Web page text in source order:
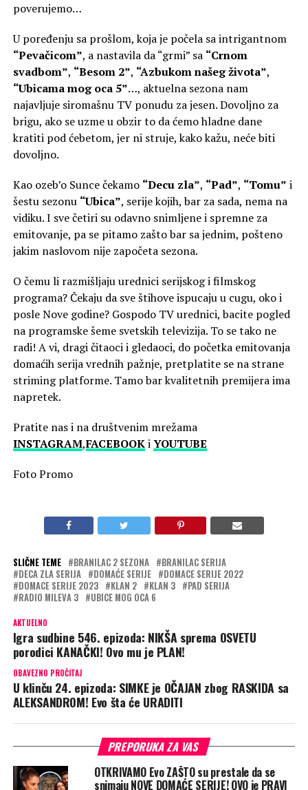
poverujemo…
U poređenju sa prošlom, koja je počela sa intrigantnom
“Pevačicom”, a nastavila da “grmi” sa “Crnom
svadbom”, “Besom 2”, “Azbukom našeg života”,
“Ubicama mog oca 5”…, aktuelna sezona nam
najavljuje siromašnu TV ponudu za jesen. Dovoljno za
brigu, ako se uzme u obzir to da ćemo hladne dane
kratiti pod ćebetom, jer ni struje, kako kažu, neće biti
dovoljno.
Kao ozeb’o Sunce čekamo “Decu zla”, “Pad”, “Tomu” i
šestu sezonu “Ubica”, serije kojih, bar za sada, nema na
vidiku. I sve četiri su odavno snimljene i spremne za
emitovanje, pa se pitamo zašto bar sa jednim, pošteno
jakim naslovom nije započeta sezona.
O čemu li razmišljaju urednici serijskog i filmskog
programa? Čekaju da sve štihove ispucaju u cugu, oko i
posle Nove godine? Gospodo TV urednici, bacite pogled
na programske šeme svetskih televizija. To se tako ne
radi! A vi, dragi čitaoci i gledaoci, do početka emitovanja
domaćih serija vrednih pažnje, pretplatite se na strane
striming platforme. Tamo bar kvalitetnih premijera ima
napretek.
Pratite nas i na društvenim mrežama
INSTAGRAM,FACEBOOKiYOUTUBE
Foto Promo
SLIČNE TEME BRANILAC 2 SEZONA
BRANILAC SERIJA
DECA ZLA SERIJA
DOMAĆE SERIJE
DOMACE SERIJE 2022
DOMACE SERIJE 2023
KLAN 2 KLAN 3
PAD SERIJA
RADIO MILEVA 3
UBICE MOG OCA 6
AKTUELNO
Igra sudbine 546. epizoda: NIKŠA sprema OSVETU
porodici KANAČKI! Ovo mu je PLAN!
OBAVEZNO PROČITAJ
U klinču 24. epizoda: SIMKE je OČAJAN zbog RASKIDA sa
ALEKSANDROM! Evo šta će URADITI
PREPORUKA ZA VAS
OTKRIVAMO Evo ZAŠTO su prestale da se
snimaju NOVE DOMAĆE SERIJE! OVO je PRAVI